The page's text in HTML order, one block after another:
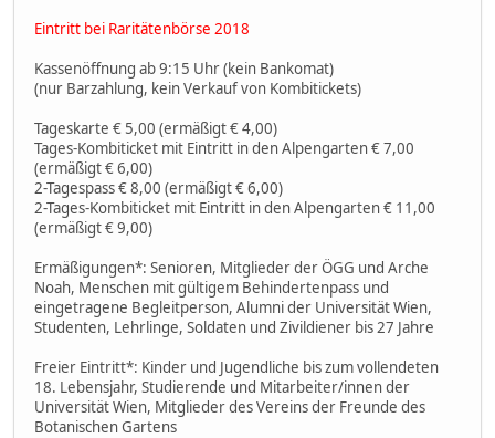
Eintritt bei Raritätenbörse 2018
Kassenöffnung ab 9:15 Uhr (kein Bankomat)
(nur Barzahlung, kein Verkauf von Kombitickets)
Tageskarte € 5,00 (ermäßigt € 4,00)
Tages-Kombiticket mit Eintritt in den Alpengarten € 7,00
(ermäßigt € 6,00)
2-Tagespass € 8,00 (ermäßigt € 6,00)
2-Tages-Kombiticket mit Eintritt in den Alpengarten € 11,00
(ermäßigt € 9,00)
Ermäßigungen*: Senioren, Mitglieder der ÖGG und Arche
Noah, Menschen mit gültigem Behindertenpass und
eingetragene Begleitperson, Alumni der Universität Wien,
Studenten, Lehrlinge, Soldaten und Zivildiener bis 27 Jahre
Freier Eintritt*: Kinder und Jugendliche bis zum vollendeten
18. Lebensjahr, Studierende und Mitarbeiter/innen der
Universität Wien, Mitglieder des Vereins der Freunde des
Botanischen Gartens